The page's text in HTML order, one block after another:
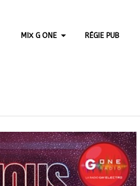
MIX G ONE RÉGIE PUB